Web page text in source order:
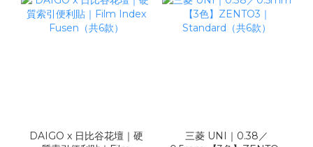
DAIGO x 日比谷花壇｜硬
三菱 UNI｜0.38／